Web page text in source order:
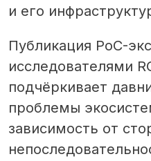
и его
Публикация PoC-
исследователями
подчёркивает
проблемы
зависимость от